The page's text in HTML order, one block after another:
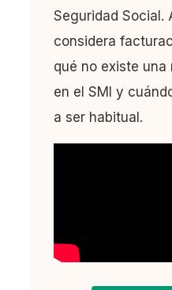
Seguridad Social.
considera
qué no existe
en el SMI y
a ser habitual.